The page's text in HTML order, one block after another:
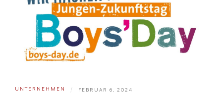
UNTERNEHMEN | FEBRUAR 6, 2024